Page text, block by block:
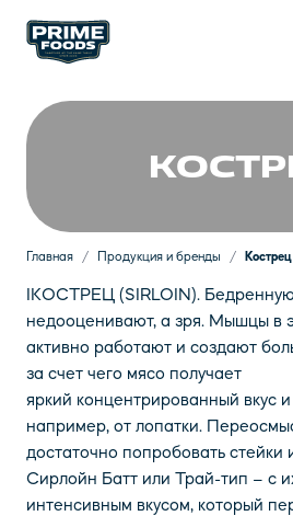
Главная / Продукция и бренды / Кострец
IКОСТРЕЦ (SIRLOIN). Бедренную
недооценивают, а зря. Мышцы в
активно работают и создают
за счет чего мясо получает
яркий концентрированный вкус
например, от лопатки.
достаточно попробовать стейки
Сирлойн Батт или Трай-тип – с
интенсивным вкусом, который